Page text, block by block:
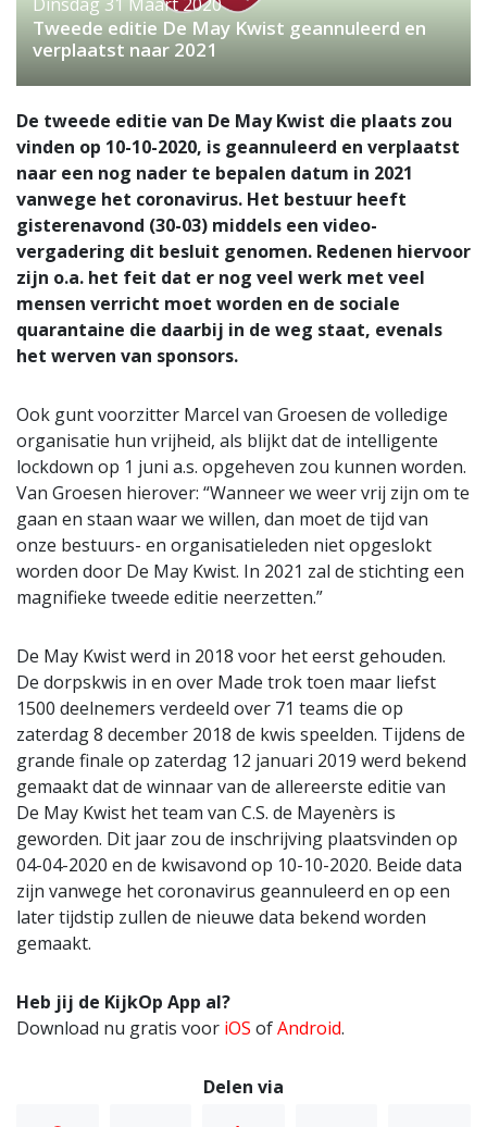
Tweede editie De May Kwist geannuleerd en
verplaatst naar 2021
De tweede editie van De May Kwist die plaats zou
vinden op 10-10-2020, is geannuleerd en verplaatst
naar een nog nader te bepalen datum in 2021
vanwege het coronavirus. Het bestuur heeft
gisterenavond (30-03) middels een video-
vergadering dit besluit genomen. Redenen hiervoor
zijn o.a. het feit dat er nog veel werk met veel
mensen verricht moet worden en de sociale
quarantaine die daarbij in de weg staat, evenals
het werven van sponsors.
Ook gunt voorzitter Marcel van Groesen de volledige
organisatie hun vrijheid, als blijkt dat de intelligente
lockdown op 1 juni a.s. opgeheven zou kunnen worden.
Van Groesen hierover: “Wanneer we weer vrij zijn om te
gaan en staan waar we willen, dan moet de tijd van
onze bestuurs- en organisatieleden niet opgeslokt
worden door De May Kwist. In 2021 zal de stichting een
magnifieke tweede editie neerzetten.”
De May Kwist werd in 2018 voor het eerst gehouden.
De dorpskwis in en over Made trok toen maar liefst
1500 deelnemers verdeeld over 71 teams die op
zaterdag 8 december 2018 de kwis speelden. Tijdens de
grande finale op zaterdag 12 januari 2019 werd bekend
gemaakt dat de winnaar van de allereerste editie van
De May Kwist het team van C.S. de Mayenèrs is
geworden. Dit jaar zou de inschrijving plaatsvinden op
04-04-2020 en de kwisavond op 10-10-2020. Beide data
zijn vanwege het coronavirus geannuleerd en op een
later tijdstip zullen de nieuwe data bekend worden
gemaakt.
Heb jij de KijkOp App al?
Download nu gratis voor iOS ofAndroid.
Delen via